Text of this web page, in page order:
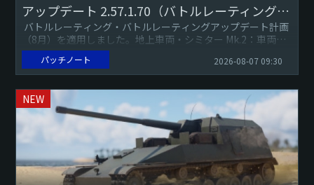
アップデート 2.57.1.70（バトルレーティングアップデート）
バトルレーティング・バトルレーティングアップデート計画
（8月）を適用しました。地上車両・シミター Mk.2：車両重
量を13トンから12.26トンに修正しました（報告1）...
パッチノート 2026-08-07 09:30
NEW